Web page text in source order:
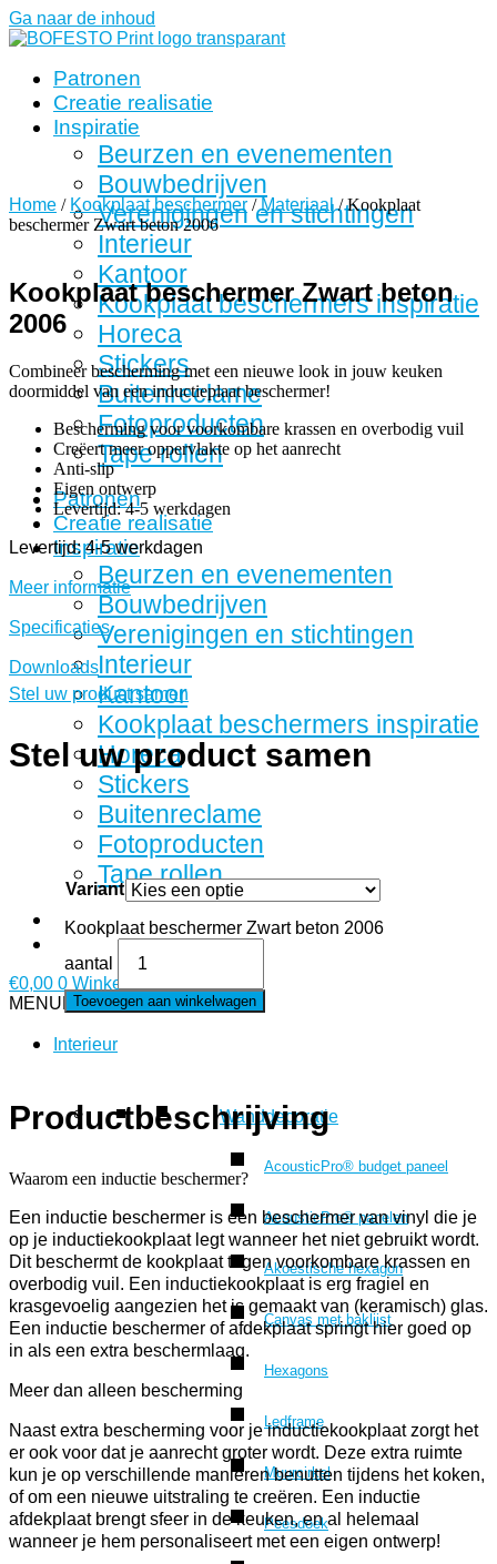
Ga naar de inhoud
Patronen
Creatie realisatie
Inspiratie
Beurzen en evenementen
Bouwbedrijven
Verenigingen en stichtingen
Interieur
Kantoor
Kookplaat beschermers inspiratie
Horeca
Stickers
Buitenreclame
Fotoproducten
Tape rollen
Patronen
Creatie realisatie
Inspiratie
Beurzen en evenementen
Bouwbedrijven
Verenigingen en stichtingen
Interieur
Kantoor
Kookplaat beschermers inspiratie
Horeca
Stickers
Buitenreclame
Fotoproducten
Tape rollen
€0,00 0 Winkelwagen
MENU MENU
Interieur
Wanddecoratie
AcousticPro® budget paneel
AcousticPro® panelen
Akoestische hexagon
Canvas met baklijst
Hexagons
Ledframe
Muurcirkel
Peesdoek
Home / Kookplaat beschermer /Materiaal/ Kookplaat
beschermer Zwart beton 2006
Kookplaat beschermer Zwart beton
2006
Combineer bescherming met een nieuwe look in jouw keuken
doormiddel van een inductieplaat beschermer!
Bescherming voor voorkombare krassen en overbodig vuil
Creëert meer oppervlakte op het aanrecht
Anti-slip
Eigen ontwerp
Levertijd: 4-5 werkdagen
Levertijd: 4-5 werkdagen
Meer informatie
Specificaties
Downloads
Stel uw product samen
Stel uw product samen
Variant
Kookplaat beschermer Zwart beton 2006
aantal
Toevoegen aan winkelwagen
Productbeschrijving
Waarom een inductie beschermer?
Een inductie beschermer is een beschermer van vinyl die je
op je inductiekookplaat legt wanneer het niet gebruikt wordt.
Dit beschermt de kookplaat tegen voorkombare krassen en
overbodig vuil. Een inductiekookplaat is erg fragiel en
krasgevoelig aangezien het is gemaakt van (keramisch) glas.
Een inductie beschermer of afdekplaat springt hier goed op
in als een extra beschermlaag.
Meer dan alleen bescherming
Naast extra bescherming voor je inductiekookplaat zorgt het
er ook voor dat je aanrecht groter wordt. Deze extra ruimte
kun je op verschillende manieren benutten tijdens het koken,
of om een nieuwe uitstraling te creëren. Een inductie
afdekplaat brengt sfeer in de keuken, en al helemaal
wanneer je hem personaliseert met een eigen ontwerp!